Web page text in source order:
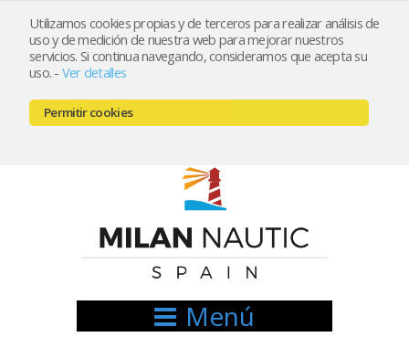
Utilizamos cookies propias y de terceros para realizar análisis de
uso y de medición de nuestra web para mejorar nuestros
servicios. Si continua navegando, consideramos que acepta su
uso. - Ver detalles
Permitir cookies
Registrarse Mi cuenta
666521122 // 654999333
Menú